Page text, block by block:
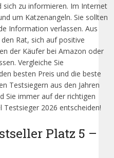
sich zu informieren. Im Internet
um Katzenangeln. Sie sollten
Information verlassen. Aus
Rat, sich auf positive
der Käufer bei Amazon oder
Vergleiche Sie
besten Preis und die beste
Testsiegern aus den Jahren
Sie immer auf der richtigen
Testsieger 2026 entscheiden!
Platz 5 –